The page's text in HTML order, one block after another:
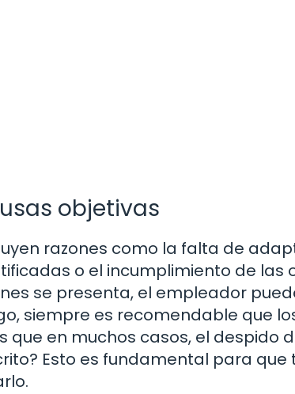
objetivas
razones como la falta de
o el incumplimiento de las
se presenta, el empleador
siempre es recomendable que
que en muchos casos, el despido
Esto es fundamental para